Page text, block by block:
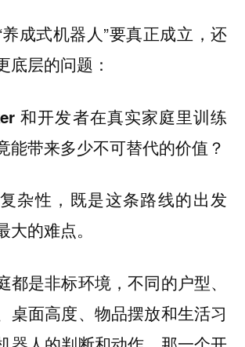
成式机器人”要真正成立，还
底层的问题：
和开发者在真实家庭里训练
能带来多少不可替代的价值？
杂性，既是这条路线的出发
的难点。
都是非标环境，不同的户型、
桌面高度、物品摆放和生活习